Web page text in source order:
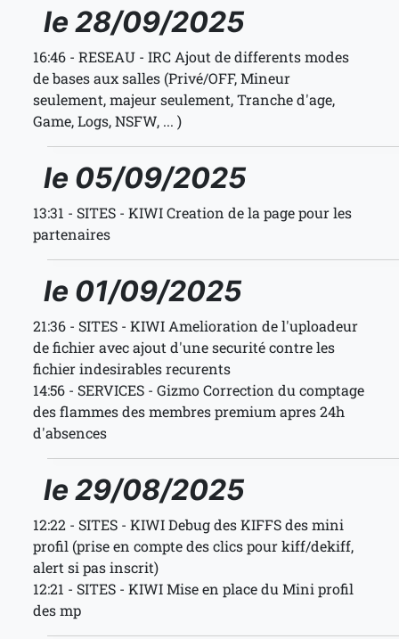
le 28/09/2025
16:46 - RESEAU - IRC Ajout de differents modes
de bases aux salles (Privé/OFF, Mineur
seulement, majeur seulement, Tranche d'age,
Game, Logs, NSFW, ... )
le 05/09/2025
13:31 - SITES - KIWI Creation de la page pour les
partenaires
le 01/09/2025
21:36 - SITES - KIWI Amelioration de l'uploadeur
de fichier avec ajout d'une securité contre les
fichier indesirables recurents
14:56 - SERVICES - Gizmo Correction du comptage
des flammes des membres premium apres 24h
d'absences
le 29/08/2025
12:22 - SITES - KIWI Debug des KIFFS des mini
profil (prise en compte des clics pour kiff/dekiff,
alert si pas inscrit)
12:21 - SITES - KIWI Mise en place du Mini profil
des mp